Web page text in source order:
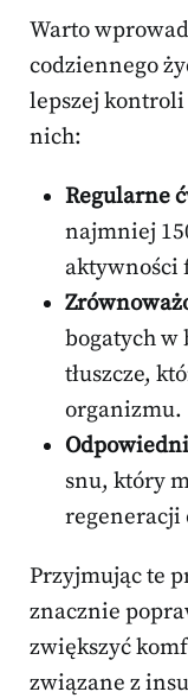
Warto
codziennego
lepszej
nich:
Regularne
najmniej
aktywności
bogatych w
tłuszcze,
organizmu.
snu, który
regeneracji
Przyjmując te
znacznie
zwiększyć
związane z